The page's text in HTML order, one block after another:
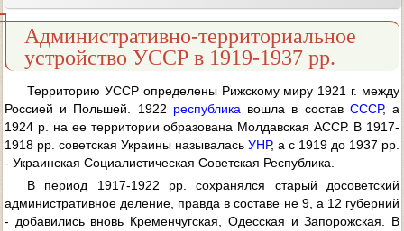
Административно-территориальное
устройство УССР в 1919-1937 pp.
Территорию УССР определены Рижскому миру 1921 г. между
Россией и Польшей. 1922 республика вошла в состав СССР, a
1924 p. на ее территории образована Молдавская АССР. В 1917-
1918 pp. советская Украины называлась УНР, а с 1919 до 1937 pp.
- Украинская Социалистическая Советская Республика.
В период 1917-1922 pp. сохранялся старый досоветский
административное деление, правда в составе не 9, a 12 губерний
- добавились вновь Кременчугская, Одесская и Запорожская. В